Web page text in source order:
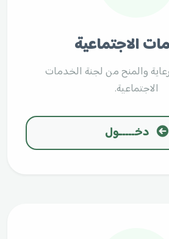
الاجتماعية
والمنح من لجنة الخدمات
الاجتماعية.
دخـــــول